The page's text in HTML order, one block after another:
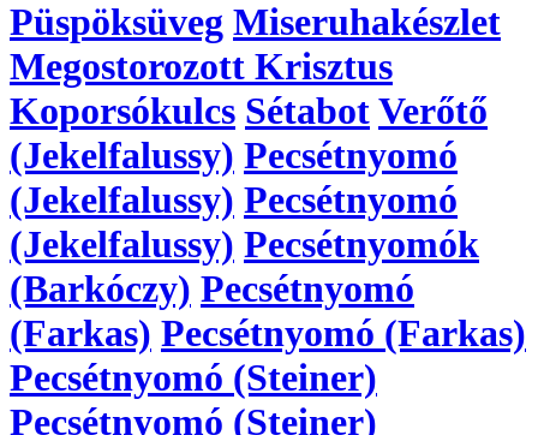
Püspöksüveg Miseruhakészlet
Megostorozott Krisztus
Koporsókulcs SétabotVerőtő
(Jekelfalussy) Pecsétnyomó
(Jekelfalussy) Pecsétnyomó
(Jekelfalussy) Pecsétnyomók
(Barkóczy) Pecsétnyomó
(Farkas) Pecsétnyomó (Farkas)
Pecsétnyomó (Steiner)
Pecsétnyomó (Steiner)